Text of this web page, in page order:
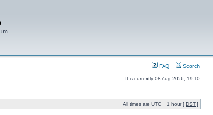
FAQ Search
It is currently 08 Aug 2026, 19:10
All times are UTC + 1 hour [ DST ]